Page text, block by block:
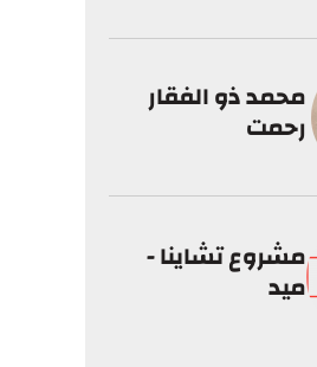
محمد ذو الفقار
رحمت
مشروع تشاينا -
ميد